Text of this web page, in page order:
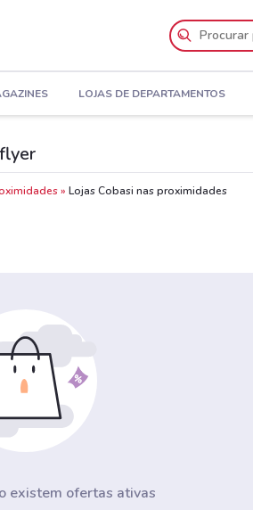
LOJAS DE DEPARTAMENTOS
Lojas Cobasi nas proximidades
existem ofertas ativas